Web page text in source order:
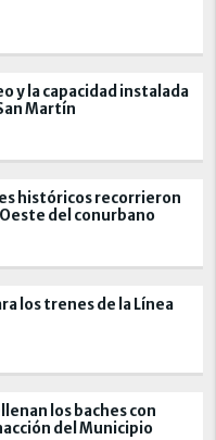
y la capacidad instalada
Martín
históricos recorrieron
del conurbano
los trenes de la Línea
los baches con
del Municipio